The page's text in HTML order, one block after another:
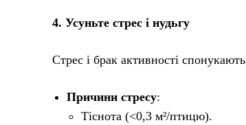
4. Усуньте стрес і нудьгу
Стрес і брак активності
Причини стресу:
Тіснота (<0,3 м²/птицю).